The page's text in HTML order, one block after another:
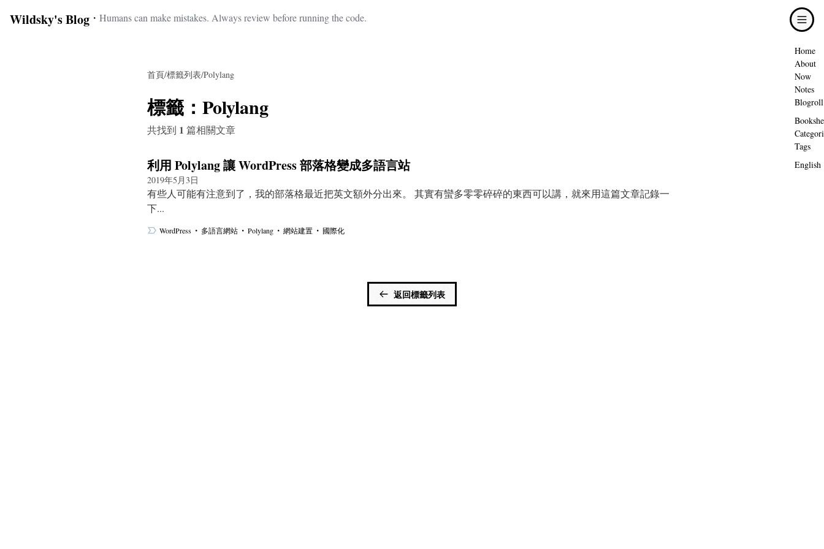
Wildsky's Blog ・ Humans can make mistakes. Always review before running the code.
Home
About
Now
Notes
Blogroll
Tags
English
首頁/標籤列表/Polylang
標籤： Polylang
共找到 1 篇相關文章
利用 Polylang 讓 WordPress 部落格變成多語言站
2019年5月3日
有些人可能有注意到了，我的部落格最近把英文額外分出來。 其實有蠻多零零碎碎的東西可以講，就來用這篇文章記錄一
下...
WordPress ・ 多語言網站 ・ Polylang ・ 網站建置 ・ 國際化
返回標籤列表